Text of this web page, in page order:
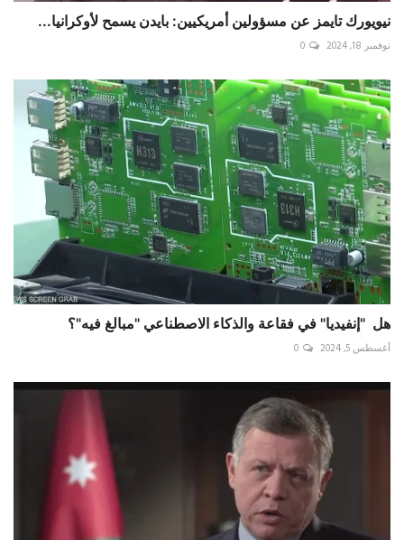
نيويورك تايمز عن مسؤولين أمريكيين: بايدن يسمح لأوكرانيا...
نوفمبر 18, 2024 0
هل "إنفيديا" في فقاعة والذكاء الاصطناعي "مبالغ فيه"؟
أغسطس 5, 2024 0